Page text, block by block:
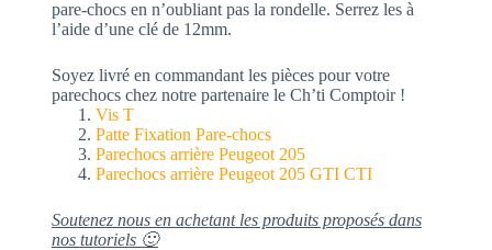
pare-chocs en n’oubliant pas la rondelle. Serrez les à
l’aide d’une clé de 12mm.
Soyez livré en commandant les pièces pour votre
parechocs chez notre partenaire le Ch’ti Comptoir !
Vis T
PatteFixation Pare-chocs
Parechocs arrière Peugeot 205
Parechocs arrière Peugeot 205 GTI CTI
Soutenez nous en achetant les produits proposés dans
nos tutoriels 🙂